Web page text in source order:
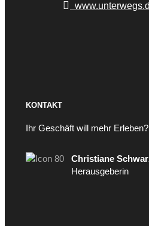
KONTAKT
Ihr Geschäft will mehr
Christiane
Herausgeberin